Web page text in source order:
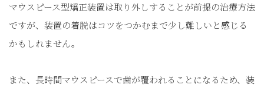
マウスピース型矯正装置は取り外しすることが前提の治療方法
ですが、装置の着脱はコツをつかむまで少し難しいと感じる
かもしれません。
また、長時間マウスピースで歯が覆われることになるため、装